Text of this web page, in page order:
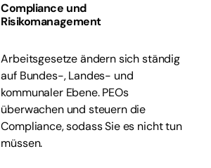
Compliance und
Risikomanagement
Arbeitsgesetze ändern sich ständig
auf Bundes-, Landes- und
kommunaler Ebene. PEOs
überwachen und steuern die
Compliance, sodass Sie es nicht tun
müssen.